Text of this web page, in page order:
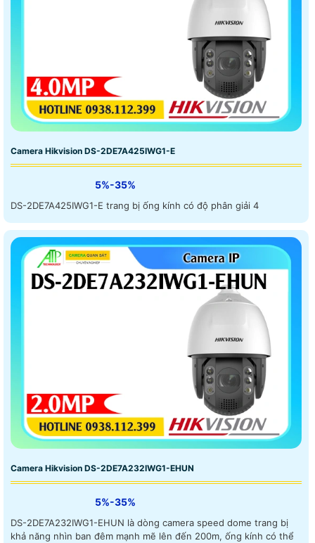
Camera Hikvision DS-2DE7A425IWG1-E
5%-35%
DS-2DE7A425IWG1-E trang bị ống kính có độ phân giải 4
Camera Hikvision DS-2DE7A232IWG1-EHUN
5%-35%
DS-2DE7A232IWG1-EHUN là dòng camera speed dome trang bị
khả năng nhìn ban đêm mạnh mẽ lên đến 200m, ống kính có thể